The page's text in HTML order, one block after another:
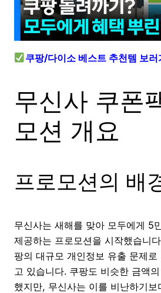
쿠팡/다이소 베스트 추천템 보러
무신사 쿠폰
모션 개요
프로모션의 배
무신사는 새해를 맞아 모두에게 5
제공하는 프로모션을 시작했습니
팡의 대규모 개인정보 유출 문제
고 있습니다. 쿠팡도 비슷한 금액
했지만, 무신사는 이를 비난하기